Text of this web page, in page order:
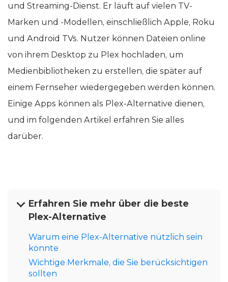
und Streaming-Dienst. Er läuft auf vielen TV-
Marken und -Modellen, einschließlich Apple, Roku
und Android TVs. Nutzer können Dateien online
von ihrem Desktop zu Plex hochladen, um
Medienbibliotheken zu erstellen, die später auf
einem Fernseher wiedergegeben werden können.
Einige Apps können als Plex-Alternative dienen,
und im folgenden Artikel erfahren Sie alles
darüber.
Erfahren Sie mehr über die beste
Plex-Alternative
Warum eine Plex-Alternative nützlich sein
könnte
Wichtige Merkmale, die Sie berücksichtigen
sollten